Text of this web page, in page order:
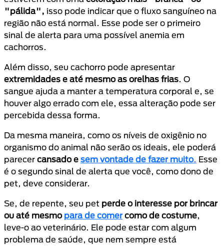
"pálida", isso pode indicar que o fluxo sanguíneo na
região não está normal. Esse pode ser o primeiro
sinal de alerta para uma possível anemia em
cachorros.
Além disso, seu cachorro pode apresentar
extremidades e até mesmo as orelhas frias. O
sangue ajuda a manter a temperatura corporal e, se
houver algo errado com ele, essa alteração pode ser
percebida dessa forma.
Da mesma maneira, como os níveis de oxigênio no
organismo do animal não serão os ideais, ele poderá
parecer cansado e sem vontade de fazer muito. Esse
é o segundo sinal de alerta que você, como dono de
pet, deve considerar.
Se, de repente, seu pet perde o interesse por brincar
ou até mesmo para de comercomo de costume,
leve-o ao veterinário. Ele pode estar com algum
problema de saúde, que nem sempre está